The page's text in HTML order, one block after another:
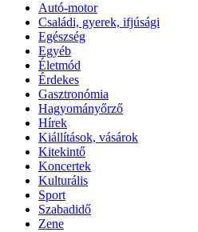
Autó-motor
Családi, gyerek, ifjúsági
Egészség
Egyéb
Életmód
Érdekes
Gasztronómia
Hagyományőrző
Hírek
Kiállítások, vásárok
Kitekintő
Koncertek
Kulturális
Sport
Szabadidő
Zene